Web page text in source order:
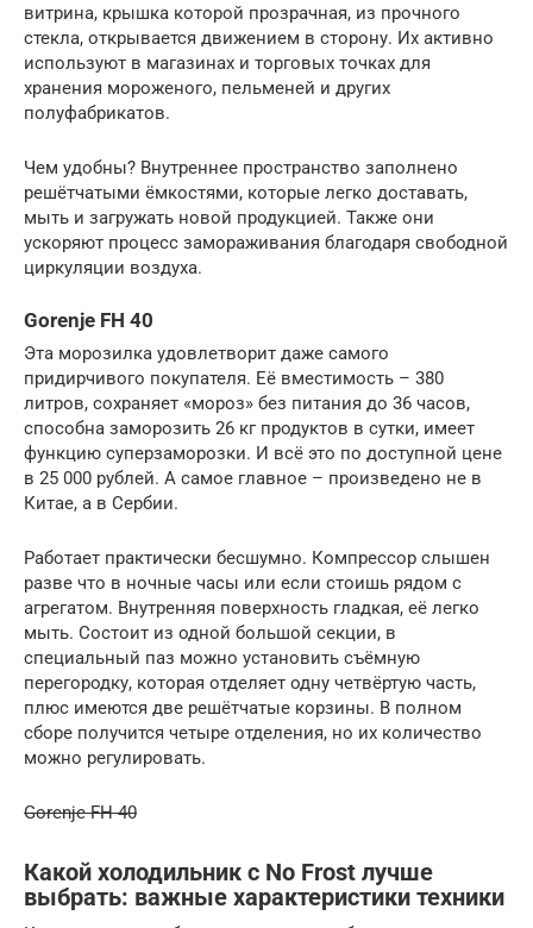
витрина, крышка которой прозрачная, из прочного
стекла, открывается движением в сторону. Их активно
используют в магазинах и торговых точках для
хранения мороженого, пельменей и других
полуфабрикатов.
Чем удобны? Внутреннее пространство заполнено
решётчатыми ёмкостями, которые легко доставать,
мыть и загружать новой продукцией. Также они
ускоряют процесс замораживания благодаря свободной
циркуляции воздуха.
Gorenje FH 40
Эта морозилка удовлетворит даже самого
придирчивого покупателя. Её вместимость – 380
литров, сохраняет «мороз» без питания до 36 часов,
способна заморозить 26 кг продуктов в сутки, имеет
функцию суперзаморозки. И всё это по доступной цене
в 25 000 рублей. А самое главное – произведено не в
Китае, а в Сербии.
Работает практически бесшумно. Компрессор слышен
разве что в ночные часы или если стоишь рядом с
агрегатом. Внутренняя поверхность гладкая, её легко
мыть. Состоит из одной большой секции, в
специальный паз можно установить съёмную
перегородку, которая отделяет одну четвёртую часть,
плюс имеются две решётчатые корзины. В полном
сборе получится четыре отделения, но их количество
можно регулировать.
Gorenje FH 40
Какой холодильник с No Frost лучше
выбрать: важные характеристики техники